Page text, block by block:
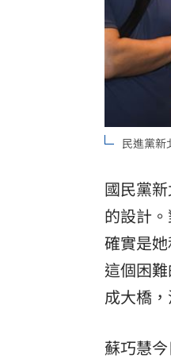
民進黨新
國民黨
的設計
確實是她
這個困
成大橋
蘇巧慧